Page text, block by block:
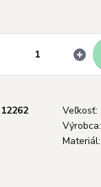
Veľkosť:
Výrobca:
Materiál: